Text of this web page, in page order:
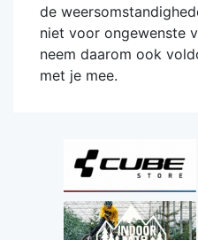
de
niet voor ongewenste
neem daarom ook
met je mee.